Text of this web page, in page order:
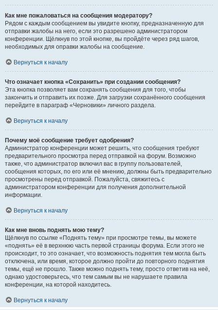
Как мне пожаловаться на сообщения модератору?
Рядом с каждым сообщением вы увидите кнопку, предназначенную для
отправки жалобы на него, если это разрешено администратором
конференции. Щёлкнув по этой кнопке, вы пройдёте через ряд шагов,
необходимых для оправки жалобы на сообщение.
Вернуться к началу
Что означает кнопка «Сохранить» при создании сообщения?
Эта кнопка позволяет вам сохранять сообщения для того, чтобы
закончить и отправить их позже. Для загрузки сохранённого сообщения
перейдите в параграф «Черновики» личного раздела.
Вернуться к началу
Почему моё сообщение требует одобрения?
Администратор конференции может решить, что сообщения требуют
предварительного просмотра перед отправкой на форум. Возможно
также, что администратор включил вас в группу пользователей,
сообщения которых, по его или её мнению, должны быть предварительно
просмотрены перед отправкой. Пожалуйста, свяжитесь с
администратором конференции для получения дополнительной
информации.
Вернуться к началу
Как мне вновь поднять мою тему?
Щёлкнув по ссылке «Поднять тему» при просмотре темы, вы можете
«поднять» её в верхнюю часть первой страницы форума. Если этого не
происходит, то это означает, что возможность поднятия тем могла быть
отключена, или время, которое должно пройти до повторного поднятия
темы, ещё не прошло. Также можно поднять тему, просто ответив на неё,
однако удостоверьтесь, что тем самым вы не нарушаете правила
конференции, на которой находитесь.
Вернуться к началу